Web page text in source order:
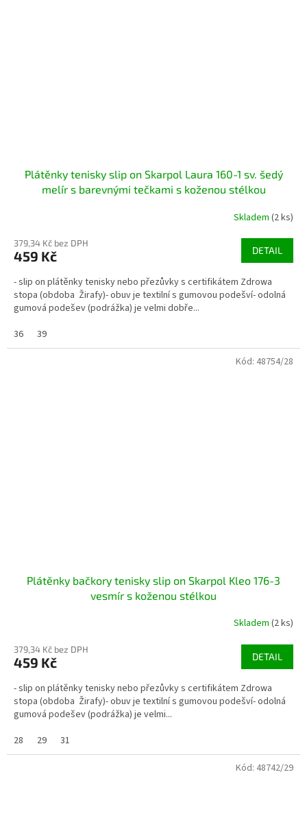
Plátěnky tenisky slip on Skarpol Laura 160-1 sv. šedý
melír s barevnými tečkami s koženou stélkou
Skladem (2 ks)
379,34 Kč bez DPH
459 Kč DETAIL
- slip on plátěnky tenisky nebo přezůvky s certifikátem Zdrowa
stopa (obdoba Žirafy)- obuv je textilní s gumovou podešví- odolná
gumová podešev (podrážka) je velmi dobře...
36
39
Plátěnky bačkory tenisky slip on Skarpol Kleo 176-3
vesmír s koženou stélkou
Skladem (2 ks)
379,34 Kč bez DPH
459 Kč DETAIL
- slip on plátěnky tenisky nebo přezůvky s certifikátem Zdrowa
stopa (obdoba Žirafy)- obuv je textilní s gumovou podešví- odolná
gumová podešev (podrážka) je velmi...
28
29 31
Kód: 48754/28
Kód: 48742/29